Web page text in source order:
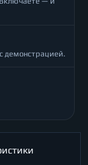
демонстрацией.